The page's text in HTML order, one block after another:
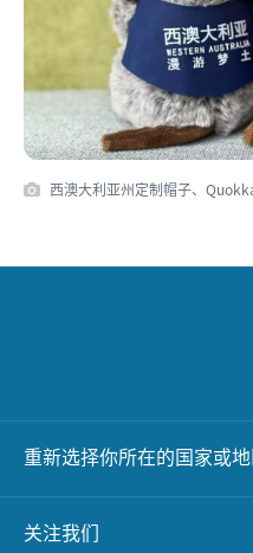
西澳大利亚州定制帽子、
重新选择你所在的国家或
关注我们